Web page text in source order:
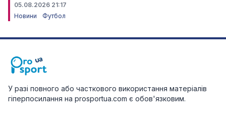
05.08.2026 21:17
Новини
Футбол
У разі повного або часткового використання матеріалів
гіперпосилання на prosportua.com є обов'язковим.